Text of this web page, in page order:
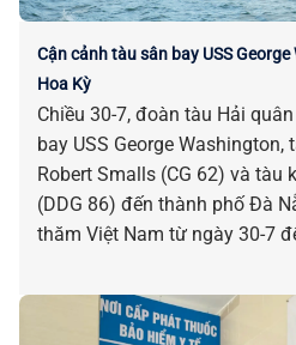
Cận cảnh tàu sân bay USS
Hoa Kỳ
Chiều 30-7, đoàn tàu Hải
bay USS George Washington,
Robert Smalls (CG 62) và tàu
(DDG 86) đến thành phố Đà
thăm Việt Nam từ ngày 30-7